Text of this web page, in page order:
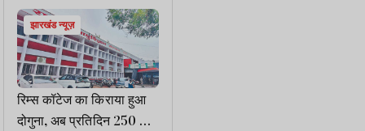
झारखंड न्यूज़
रिम्स कॉटेज का किराया हुआ
दोगुना, अब प्रतिदिन 250 की